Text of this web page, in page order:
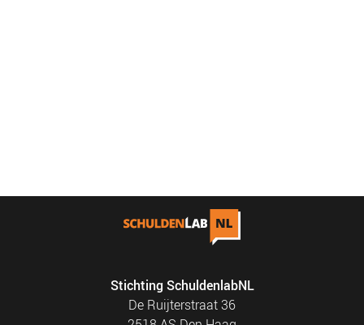
Stichting SchuldenlabNL
De Ruijterstraat 36